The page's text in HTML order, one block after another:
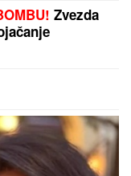
ćerki i